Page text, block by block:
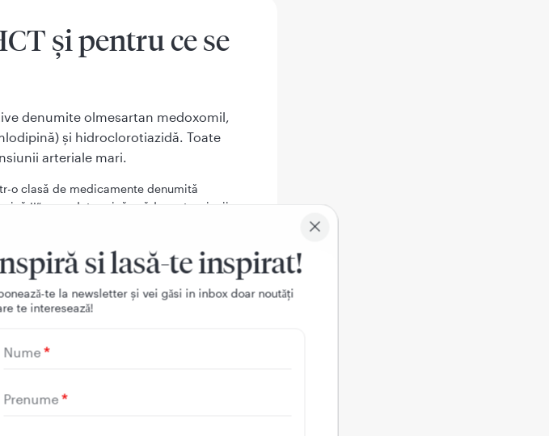
şi pentru ce se
denumite olmesartan medoxomil,
şi hidroclorotiazidă. Toate
arteriale mari.
o clasă de medicamente denumită
II”, care determină scăderea tensiunii
denumită “blocante ale canalelor
arterială prin relaxarea vaselor de sânge.
de medicamente denumită diuretice
apei”). Hidroclorotiazida scade tensiunea
să elimine surplusul de lichide, făcând
urină.
scăderea tensiunii dumneavoastră
tensiunii arteriale mari:
si lasă-te inspirat!
te la newsletter și vei gǎsi in inbox doar noutǎți
te intereseazǎ!
Nume
Prenume